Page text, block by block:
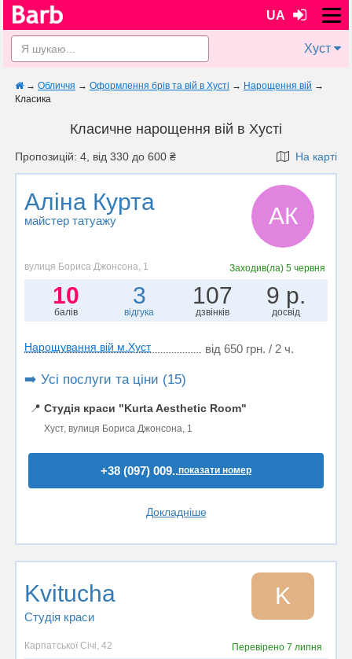
UA
Хуст
→ Обличчя → Оформлення брів та вій в Хусті → Нарощення вій →
Класика
Класичне нарощення вій в Хусті
Пропозицій: 4, від 330 до 600 ₴ На карті
Аліна Курта
майстер татуажу АК
вулиця Бориса Джонсона, 1 Заходив(ла) 5 червня
10
балів
3
відгука
107
дзвінків
9 р.
досвід
Нарощування вій м.Хуст від 650 грн. / 2 ч.
➡️ Усі послуги та ціни (15)
📍 Студія краси "Kurta Aesthetic Room"
Хуст, вулиця Бориса Джонсона, 1
+38 (097) 009..показати номер
Докладніше
Kvitucha
Студія краси
K
Карпатської Січі, 42 Перевірено7 липня